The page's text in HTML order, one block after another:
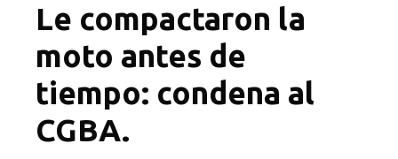
Le compactaron la
moto antes de
tiempo: condena al
CGBA.